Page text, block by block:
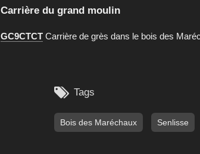
Carrière du grand moulin
GC9CTCTCarrière de grès dans le bois des
 Tags
Bois des Maréchaux Senlisse